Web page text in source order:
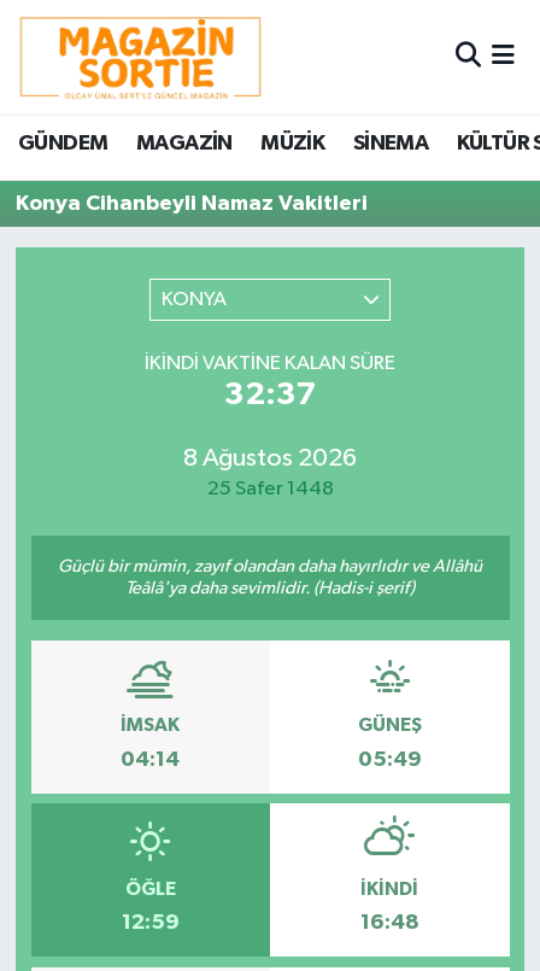
GÜNDEM MAGAZİN MÜZİK SİNEMA KÜLTÜR
Konya Cihanbeyli Namaz Vakitleri
KONYA
İKINDI VAKTINE KALAN SÜRE
32:37
8 Ağustos 2026
25 Safer 1448
Güçlü bir mümin, zayıf olandan daha hayırlıdır ve Allâhü
Teâlâ'ya daha sevimlidir. (Hadis-i şerif)
İMSAK
04:14
GÜNEŞ
05:49
ÖĞLE
12:59
İKINDI
16:48
Nöbetçi Eczaneler
Hava Durumu
Trafik Durumu
Süper Lig Puan Durumu ve Fikstür
Son Dakika Haberleri